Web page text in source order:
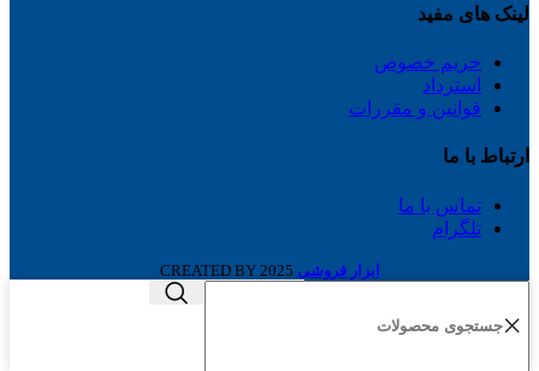
لینک های مفید
حریم خصوص
استرداد
قوانین و مقررات
ارتباط با ما
تماس با ما
تلگرام
ابزار فروشی 2025 CREATED BY